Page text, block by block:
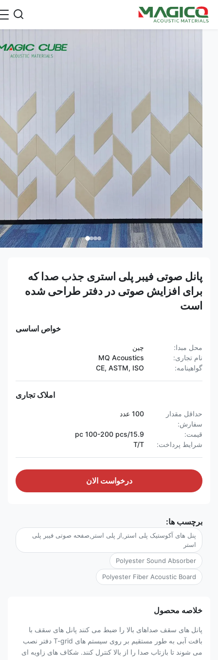
پانل صوتی فیبر پلی استری جذب صدا که
برای افزایش صوتی در دفتر طراحی شده
است
خواص اساسی
محل مبدا:
نام تجاری:
MQ Acoustics
گواهینامه:
CE, ASTM, ISO
املاک تجاری
حداقل مقدار
سفارش:
قیمت:
شرایط پرداخت:
T/T
درخواست الان
برچسب ها:
پنل های آکوستیک پلی استر,از پلی استر,صفحه صوتی فیبر پلی
استر
Polyester Sound Absorber
Polyester Fiber Acoustic Board
خلاصه محصول
پانل های سقف صداهای بالا را ضبط می کنند پانل های سقف با
بافت آبی به طور مستقیم بر روی سیستم های T-grid دفتر نصب
می شوند تا بازتاب صدا را از بالا کنترل کنند. شکاف های زاویه ای